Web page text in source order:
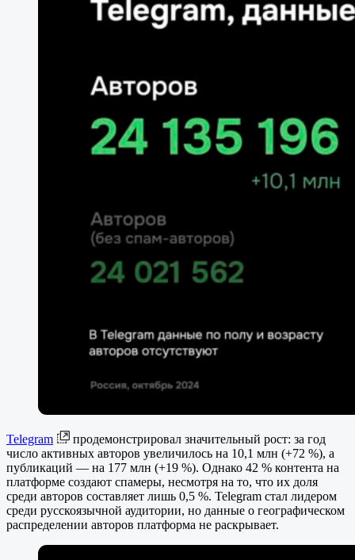
Telegram
продемонстрировал значительный рост: за год
число активных авторов увеличилось на 10,1 млн (+72 %), а
публикаций — на 177 млн (+19 %). Однако 42 % контента на
платформе создают спамеры, несмотря на то, что их доля
среди авторов составляет лишь 0,5 %. Telegram стал лидером
среди русскоязычной аудитории, но данные о географическом
распределении авторов платформа не раскрывает.